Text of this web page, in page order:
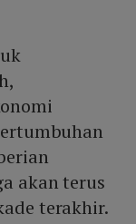
akan terus
terakhir.